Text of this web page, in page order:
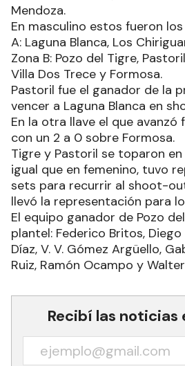
Mendoza.
En masculino estos fueron
A: Laguna Blanca, Los
Zona B: Pozo del Tigre,
Villa Dos Trece y Formosa.
Pastoril fue el ganador de la
vencer a Laguna Blanca en
En la otra llave el que avanzó
con un 2 a 0 sobre Formosa.
Tigre y Pastoril se toparon
igual que en femenino, tuvo
sets para recurrir al shoot-
llevó la representación para
El equipo ganador de Pozo
plantel: Federico Britos,
Díaz, V. V. Gómez Argüello,
Ruiz, Ramón Ocampo y
Recibí las noticias